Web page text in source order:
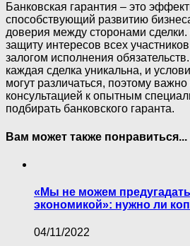
Банковская гарантия – это
способствующий развитию
доверия между сторонами
защиту интересов всех
залогом исполнения
каждая сделка уникальна, и
могут различаться, поэтому
консультацией к опытным
подбирать банковского гаранта.
Вам может также понравиться...
«Мы не можем
экономикой»: нужно ли
04/11/2022